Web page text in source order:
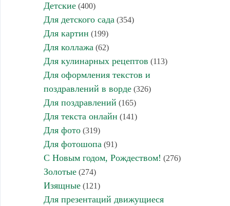
Детские(400)
Для детского сада (354)
Для картин (199)
Для коллажа (62)
Для кулинарных рецептов (113)
Для оформления текстов и
поздравлений в ворде(326)
Для поздравлений (165)
Для текста онлайн (141)
Для фото(319)
Для фотошопа (91)
С Новым годом, Рождеством! (276)
Золотые(274)
Изящные(121)
Для презентаций движущиеся